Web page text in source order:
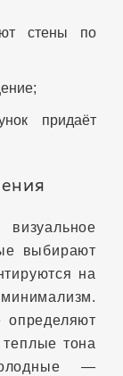
стены по
придаёт
выбирают
на
определяют
тона
—